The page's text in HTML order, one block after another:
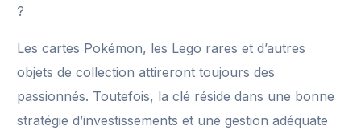
?
Les cartes Pokémon, les Lego rares et d’autres
objets de collection attireront toujours des
passionnés. Toutefois, la clé réside dans une bonne
stratégie d’investissements et une gestion adéquate